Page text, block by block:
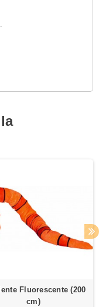
Fluorescente (200
cm)